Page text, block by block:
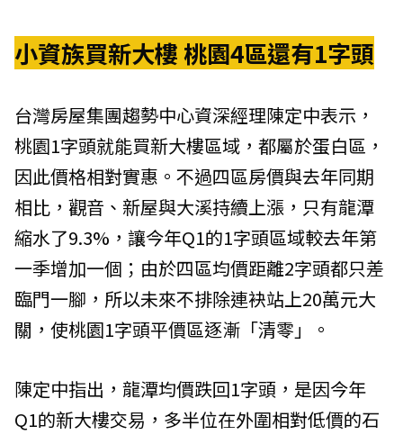
小資族買新大樓 桃園4區還有1字頭
台灣房屋集團趨勢中心資深經理陳定中表示，
桃園1字頭就能買新大樓區域，都屬於蛋白區，
因此價格相對實惠。不過四區房價與去年同期
相比，觀音、新屋與大溪持續上漲，只有龍潭
縮水了9.3%，讓今年Q1的1字頭區域較去年第
一季增加一個；由於四區均價距離2字頭都只差
臨門一腳，所以未來不排除連袂站上20萬元大
關，使桃園1字頭平價區逐漸「清零」。
陳定中指出，龍潭均價跌回1字頭，是因今年
Q1的新大樓交易，多半位在外圍相對低價的石